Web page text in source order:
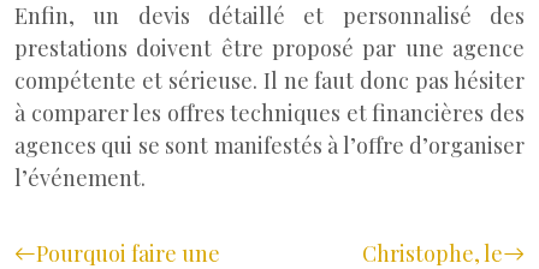
Enfin, un devis détaillé et personnalisé des
prestations doivent être proposé par une agence
compétente et sérieuse. Il ne faut donc pas hésiter
à comparer les offres techniques et financières des
agences qui se sont manifestés à l’offre d’organiser
l’événement.
Pourquoi faire une
Christophe, le